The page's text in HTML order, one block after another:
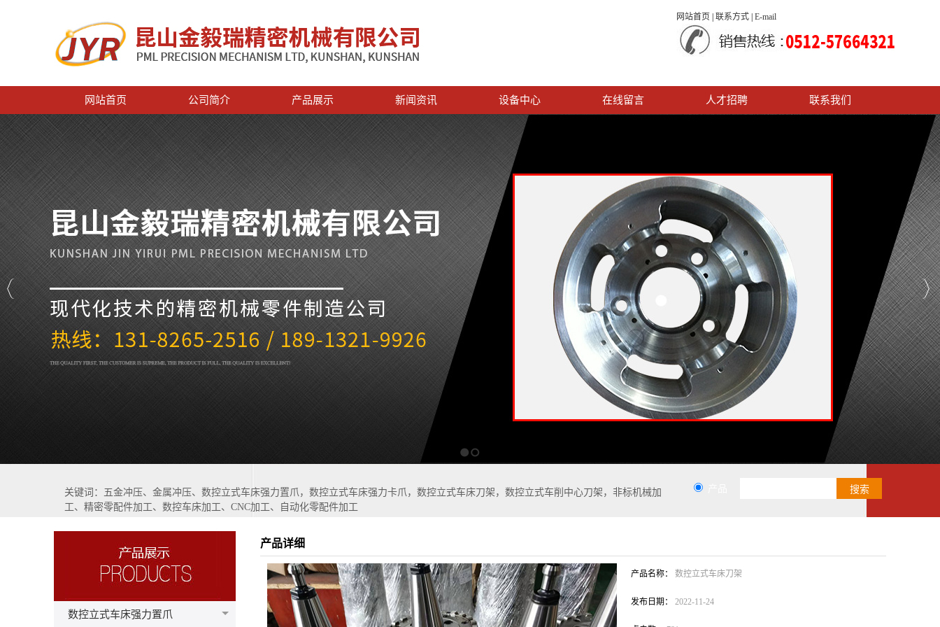
网站首页 联系方式 E-mail
网站首页 公司简介 产品展示 新闻资讯 设备中心 在线留言 人才招聘 联系我们
1 2
关键词：五金冲压、金属冲压、数控立式车床强力置爪，数控立式车床强力卡爪，数控立式车床刀架，数控立式车削中心刀架，非标机械加
工、精密零配件加工、数控车床加工、CNC加工、自动化零配件加工
数控立式车床强力置爪
产品详细
产品名称： 数控立式车床刀架
发布日期： 2022-11-24